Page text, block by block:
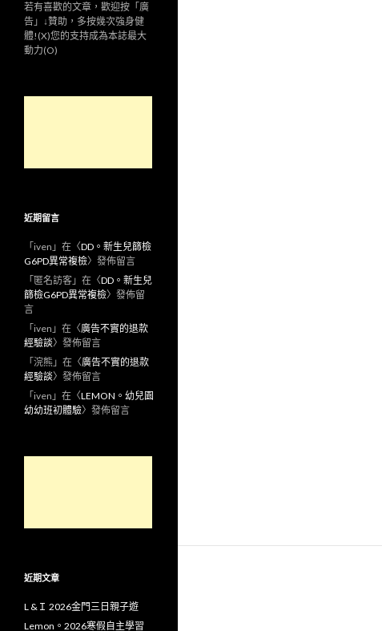
若有喜歡的文章，歡迎按「廣
告」↓贊助，多按幾次強身健
體!(X)您的支持成為本誌最大
動力(O)
近期留言
「 iven 」在〈DD。新生兒篩檢
G6PD異常複檢〉發佈留言
「 匿名訪客 」在〈DD。新生兒
篩檢G6PD異常複檢〉發佈留
言
「 iven 」在〈廣告不實的退款
經驗談〉發佈留言
「 浣熊 」在〈廣告不實的退款
經驗談〉發佈留言
「 iven 」在〈LEMON。幼兒園
幼幼班初體驗〉發佈留言
近期文章
L &Ｉ 2026金門三日親子遊
Lemon。2026寒假自主學習